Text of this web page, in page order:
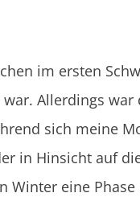
im ersten
Allerdings
sich meine
in Hinsicht auf
Winter eine